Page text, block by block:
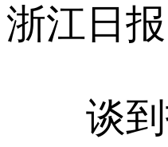
浙江日报
谈到